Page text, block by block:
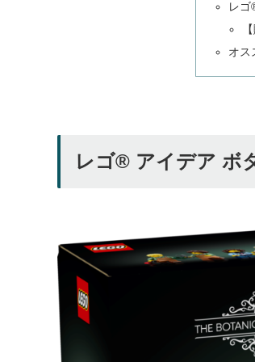
レゴ
オス
レゴ® アイデア ボ